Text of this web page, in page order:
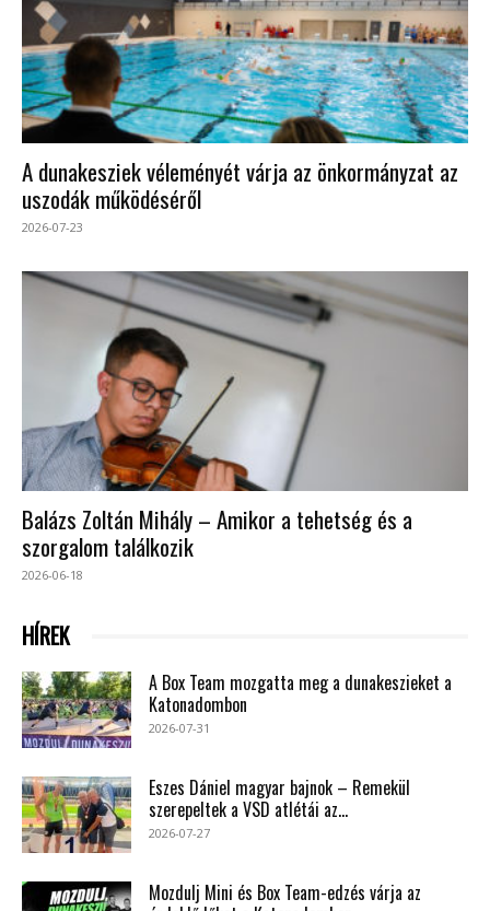
A dunakesziek véleményét várja az önkormányzat az
uszodák működéséről
2026-07-23
Balázs Zoltán Mihály – Amikor a tehetség és a
szorgalom találkozik
2026-06-18
HÍREK
A Box Team mozgatta meg a dunakeszieket a
Katonadombon
2026-07-31
Eszes Dániel magyar bajnok – Remekül
szerepeltek a VSD atlétái az...
2026-07-27
Mozdulj Mini és Box Team-edzés várja az